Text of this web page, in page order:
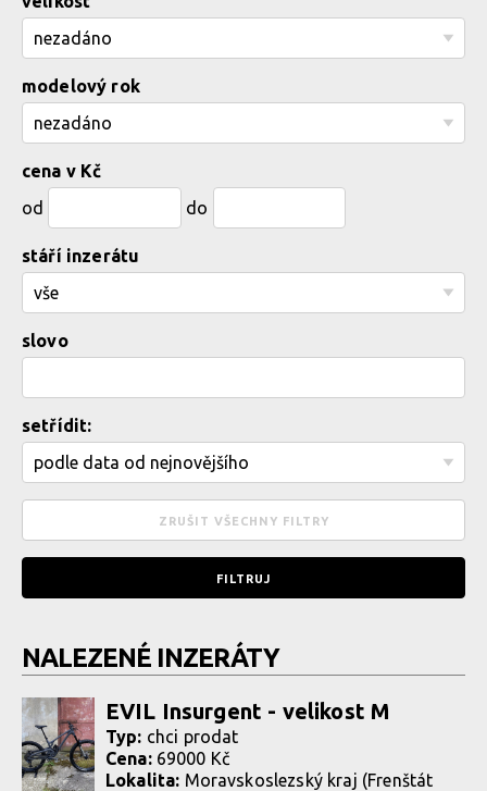
modelový rok
cena v Kč
od
do
stáří inzerátu
slovo
setřídit:
NALEZENÉ INZERÁTY
EVIL Insurgent - velikost M
Typ: chci prodat
Cena: 69000 Kč
Lokalita: Moravskoslezský kraj (Frenštát